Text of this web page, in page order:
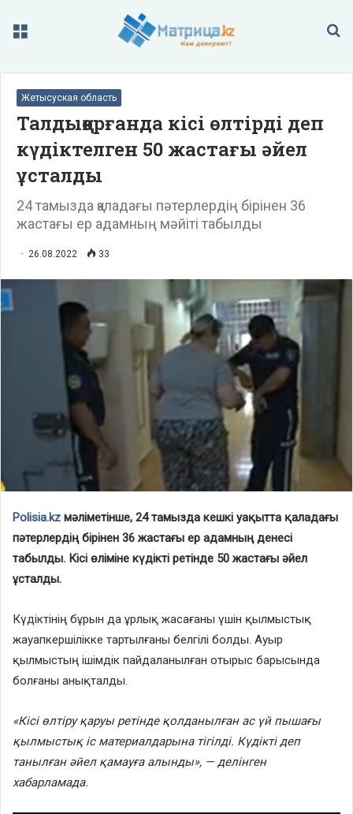
Меню
Жетысуская область
Талдықорғанда кісі өлтірді деп
күдіктелген 50 жастағы әйел
ұсталды
24 тамызда қаладағы пәтерлердің бірінен 36
жастағы ер адамның мәйіті табылды
26.08.2022 33
Polisia.kz мәліметінше, 24 тамызда кешкі уақытта қаладағы
пәтерлердің бірінен 36 жастағы ер адамның денесі
табылды. Кісі өліміне күдікті ретінде 50 жастағы әйел
ұсталды.
Күдіктінің бұрын да ұрлық жасағаны үшін қылмыстық
жауапкершілікке тартылғаны белгілі болды. Ауыр
қылмыстың ішімдік пайдаланылған отырыс барысында
болғаны анықталды.
«Кісі өлтіру қаруы ретінде қолданылған ас үй пышағы
қылмыстық іс материалдарына тігілді. Күдікті деп
танылған әйел қамауға алынды», — делінген
хабарламада.